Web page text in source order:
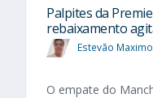
Palpites da
rebaixamento
Estevão Maximo
O empate do